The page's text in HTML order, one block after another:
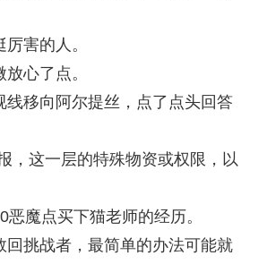
害的人。
心了点。
移向阿尔提丝，点了点头回答
，这一层的特殊物资或权限，以
魔点买下猫老师的经历。
挑战者，最简单的办法可能就